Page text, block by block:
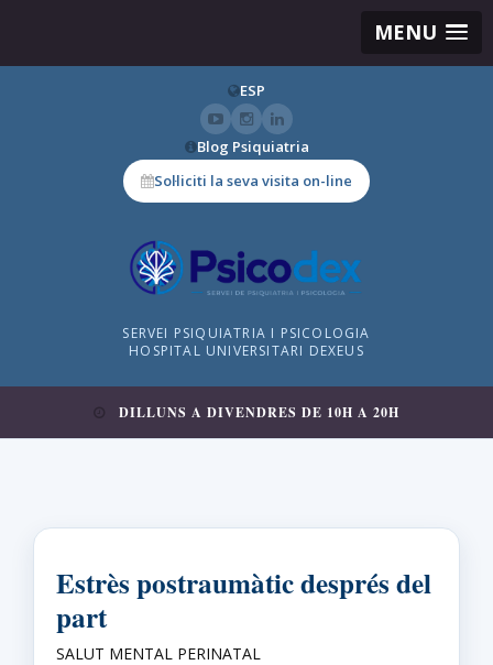
MENU
ESP
Blog Psiquiatria
Sol·liciti la seva visita on-line
SERVEI PSIQUIATRIA I PSICOLOGIA
HOSPITAL UNIVERSITARI DEXEUS
DILLUNS A DIVENDRES DE 10H A 20H
Estrès postraumàtic després del
part
SALUT MENTAL PERINATAL